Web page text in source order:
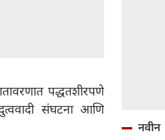
पद्धतशीरपणे
संघटना आणि
नवीन